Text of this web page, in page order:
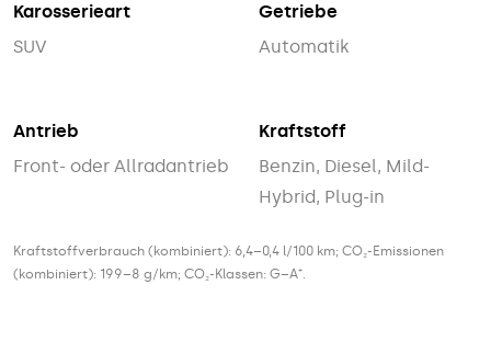
Karosserieart
SUV
Getriebe
Automatik
Antrieb
Front- oder Allradantrieb
Kraftstoff
Benzin, Diesel, Mild-
Hybrid, Plug-in
Kraftstoffverbrauch (kombiniert): 6,4–0,4 l/100 km; CO₂-Emissionen
(kombiniert): 199–8 g/km; CO₂-Klassen: G–A⁺.